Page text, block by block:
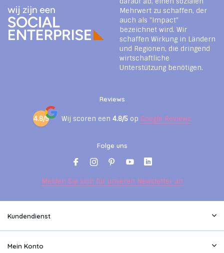
Mehrwert zu schaffen, der
auch als "Impact"
bezeichnet wird. Wir
schaffen Wirkung in Ländern
und Regionen, die dringend
wirtschaftliche
Unterstützung benötigen.
Reviews
4.8/5 Wij scoren een 4.8/5 op Google Reviews
Folge uns
Melden Sie sich für unseren Newsletter an
Kundendienst
Mein Konto